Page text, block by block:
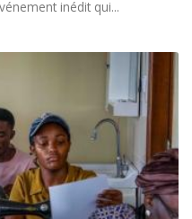
inédit qui...